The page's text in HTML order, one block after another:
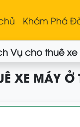
Khám Phá
Vụ cho thuê
XE MÁY